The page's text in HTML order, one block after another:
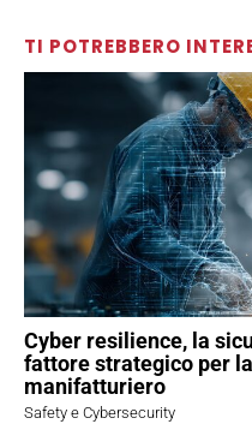
TI POTREBBERO
Cyber resilience, la
fattore strategico per
manifatturiero
Safety e Cybersecurity